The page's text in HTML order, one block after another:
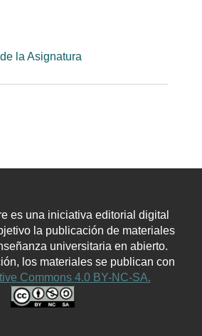
la Asignatura
es una iniciativa editorial digital
la publicación de materiales
universitaria en abierto.
los materiales se publican con
Commons 4.0 BY-NC-SA.